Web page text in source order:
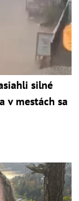
silné
v mestách sa